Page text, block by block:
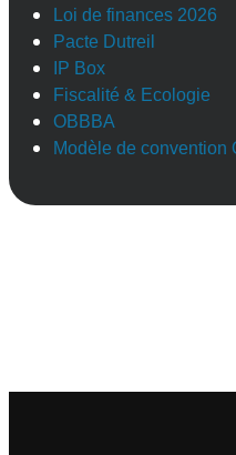
Loi de finances 2026
Pacte Dutreil
IP Box
Fiscalité & Ecologie
OBBBA
Modèle de convention